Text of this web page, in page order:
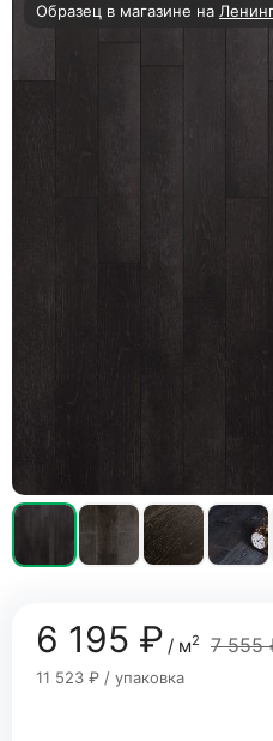
Образец в магазине на
6 195 ₽/ м2 7 555
11 523 ₽ / упаковка